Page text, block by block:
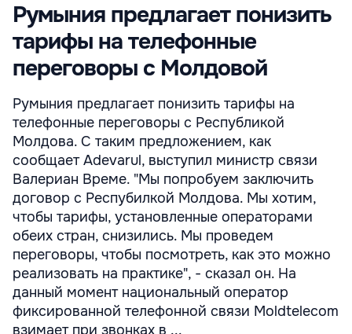
Румыния предлагает понизить
тарифы на телефонные
переговоры с Молдовой
Румыния предлагает понизить тарифы на
телефонные переговоры с Республикой
Молдова. С таким предложением, как
сообщает Adevarul, выступил министр связи
Валериан Време. "Мы попробуем заключить
договор с Респубилкой Молдова. Мы хотим,
чтобы тарифы, установленные операторами
обеих стран, снизились. Мы проведем
переговоры, чтобы посмотреть, как это можно
реализовать на практике", - сказал он. На
данный момент национальный оператор
фиксированной телефонной связи Moldtelecom
взимает при звонках в ...